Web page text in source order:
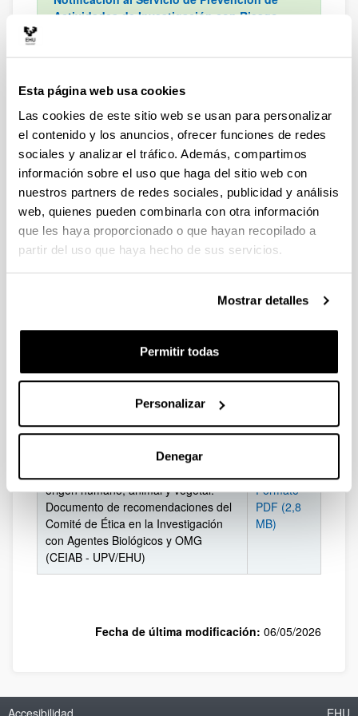
Esta página web usa cookies
Las cookies de este sitio web se usan para personalizar
el contenido y los anuncios, ofrecer funciones de redes
sociales y analizar el tráfico. Además, compartimos
información sobre el uso que haga del sitio web con
nuestros partners de redes sociales, publicidad y análisis
web, quienes pueden combinarla con otra información
que les haya proporcionado o que hayan recopilado a
partir del uso que haya hecho de sus servicios.
Mostrar detalles
Permitir todas
Personalizar
Denegar
Actividades de Investigación con Riesgo
DE USO DE AGENTES BIOLÓGICOS Y OMG AL
SERVICIO DE PREVENCIÓN, indicando la fecha
de dicha comunicación.
Cualquier actividad de investigación de riesgo
biológico debe ser notificada al Servicio de
Prevención, ya que no existe el "riesgo nulo" y
este Servicio debe conocer qué personas, con
qué riesgo biológico y en qué instalaciones están
realizando actividades de investigación
Cuadernos CEIAB
FORMATO
utilización confinada de organismos
modificados genéticamente en
País Vasco. Documento de
recomendaciones (CEIAB-UPV/EHU)
PDF (1,2
Obtención, transferencia, transporte,
origen humano, animal y vegetal.
Documento de recomendaciones del
Comité de Ética en la Investigación
con Agentes Biológicos y OMG
(CEIAB - UPV/EHU)
Formato
PDF (2,8
MB)
Fecha de última modificación: 06/05/2026
Accesibilidad EHU